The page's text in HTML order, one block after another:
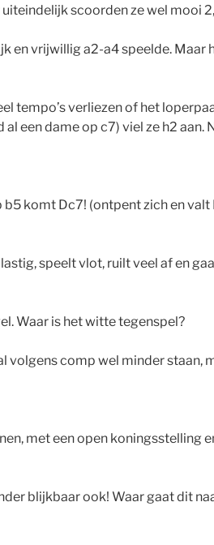
scoorden ze wel mooi
en vrijwillig a2-a4 speelde. Maar
tempo’s verliezen of het
een dame op c7) viel ze h2 aan.
komt Dc7! (ontpent zich en valt
speelt vlot, ruilt veel af en
Waar is het witte tegenspel?
volgens comp wel minder staan,
met een open koningsstelling
blijkbaar ook! Waar gaat dit